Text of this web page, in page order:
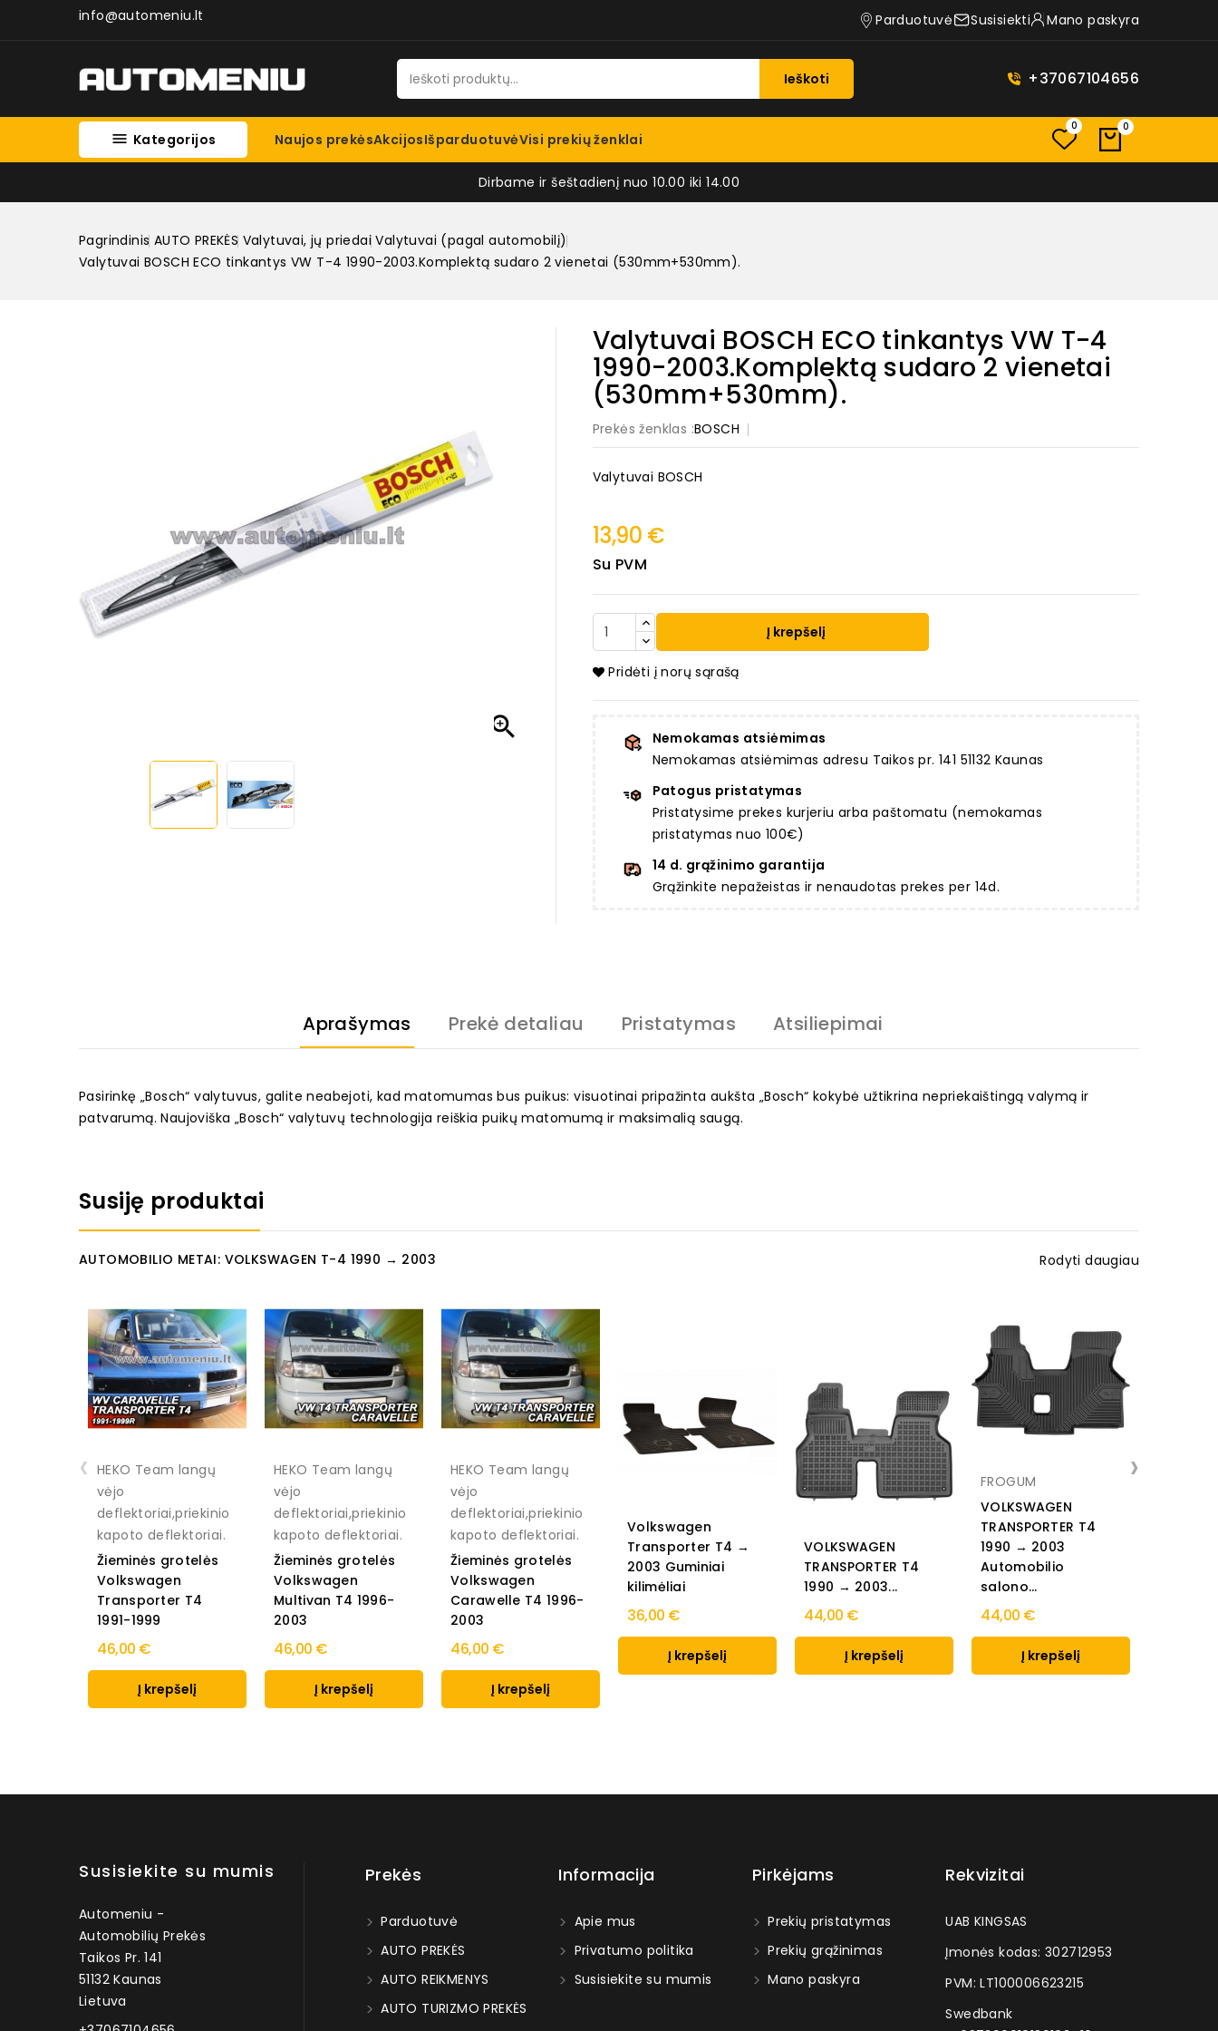
info@automeniu.lt Parduotuvė Susisiekti Mano paskyra
Ieškoti +37067104656
 Kategorijos Naujos prekėsAkcijosIšparduotuvėVisi prekių ženklai
0 0
Dirbame ir šeštadienį nuo 10.00 iki 14.00
Pagrindinis AUTO PREKĖS Valytuvai, jų priedai Valytuvai (pagal automobilį)
Valytuvai BOSCH ECO tinkantys VW T-4 1990-2003.Komplektą sudaro 2 vienetai (530mm+530mm).

Valytuvai BOSCH ECO tinkantys VW T-4
1990-2003.Komplektą sudaro 2 vienetai
(530mm+530mm).
Prekės ženklas :BOSCH
Valytuvai BOSCH
13,90 €
Su PVM
Į krepšelį
Pridėti į norų sąrašą
Nemokamas atsiėmimas
Nemokamas atsiėmimas adresu Taikos pr. 141 51132 Kaunas
Patogus pristatymas
Pristatysime prekes kurjeriu arba paštomatu (nemokamas
pristatymas nuo 100€)
14 d. grąžinimo garantija
Grąžinkite nepažeistas ir nenaudotas prekes per 14d.
Aprašymas Prekė detaliau Pristatymas Atsiliepimai
Pasirinkę „Bosch“ valytuvus, galite neabejoti, kad matomumas bus puikus: visuotinai pripažinta aukšta „Bosch“ kokybė užtikrina nepriekaištingą valymą ir
patvarumą. Naujoviška „Bosch“ valytuvų technologija reiškia puikų matomumą ir maksimalią saugą.
Susiję produktai
AUTOMOBILIO METAI: VOLKSWAGEN T-4 1990 → 2003 Rodyti daugiau
HEKO Team langų
vėjo
deflektoriai,priekinio
kapoto deflektoriai.
Žieminės grotelės
Volkswagen
Transporter T4
1991-1999
46,00 €
Į krepšelį
HEKO Team langų
vėjo
deflektoriai,priekinio
kapoto deflektoriai.
Žieminės grotelės
Volkswagen
Multivan T4 1996-
2003
46,00 €
Į krepšelį
HEKO Team langų
vėjo
deflektoriai,priekinio
kapoto deflektoriai.
Žieminės grotelės
Volkswagen
Carawelle T4 1996-
2003
46,00 €
Į krepšelį
Volkswagen
Transporter T4 →
2003 Guminiai
kilimėliai
36,00 €
Į krepšelį
VOLKSWAGEN
TRANSPORTER T4
1990 → 2003...
44,00 €
Į krepšelį
FROGUM
VOLKSWAGEN
TRANSPORTER T4
1990 → 2003
Automobilio
salono...
44,00 €
Į krepšelį
‹ ›
Susisiekite su mumis
Automeniu -
Automobilių Prekės
Taikos Pr. 141
51132 Kaunas
Lietuva
Prekės
Parduotuvė
AUTO PREKĖS
AUTO REIKMENYS
AUTO TURIZMO PREKĖS
Informacija
Apie mus
Privatumo politika
Susisiekite su mumis
Pirkėjams
Prekių pristatymas
Prekių grąžinimas
Mano paskyra
Rekvizitai
UAB KINGSAS
Įmonės kodas: 302712953
PVM: LT100006623215
Swedbank